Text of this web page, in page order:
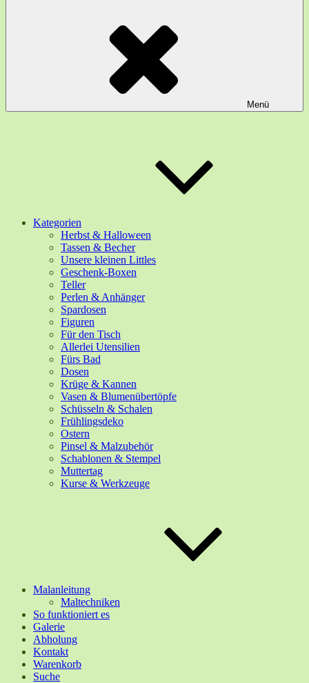
Menü
Kategorien
Herbst & Halloween
Tassen & Becher
Unsere kleinen Littles
Geschenk-Boxen
Teller
Perlen & Anhänger
Spardosen
Figuren
Für den Tisch
Allerlei Utensilien
Fürs Bad
Dosen
Krüge & Kannen
Vasen & Blumenübertöpfe
Schüsseln & Schalen
Frühlingsdeko
Ostern
Pinsel & Malzubehör
Schablonen & Stempel
Muttertag
Kurse & Werkzeuge
Malanleitung
Maltechniken
So funktioniert es
Galerie
Abholung
Kontakt
Warenkorb
Suche